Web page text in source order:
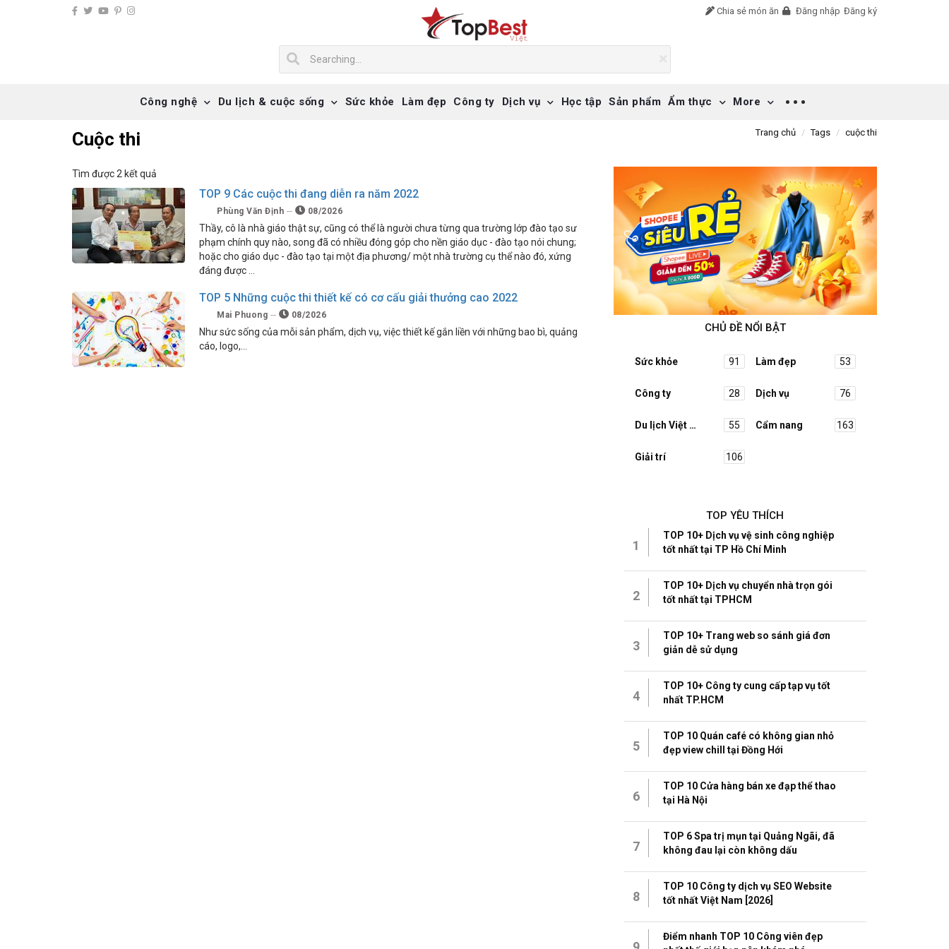
Chia sẻ món ăn Đăng nhập Đăng ký
Công nghệ Du lịch & cuộc sống Sức khỏe Làm đẹp Công ty Dịch vụ Học tập Sản phẩm Ẩm thực More
Cuộc thi Trang chủ Tags cuộc thi
Tìm được 2 kết quả
TOP 9 Các cuộc thi đang diễn ra năm 2022
Phùng Văn Định 08/2026
Thầy, cô là nhà giáo thật sự, cũng có thể là người chưa từng qua trường lớp đào tạo sư
phạm chính quy nào, song đã có nhiều đóng góp cho nền giáo dục - đào tạo nói chung;
hoặc cho giáo dục - đào tạo tại một địa phương/ một nhà trường cụ thể nào đó, xứng
đáng được …
TOP 5 Những cuộc thi thiết kế có cơ cấu giải thưởng cao 2022
Mai Phuong 08/2026
Như sức sống của mỗi sản phẩm, dịch vụ, việc thiết kế gắn liền với những bao bì, quảng
cáo, logo,...
CHỦ ĐỀ NỔI BẬT
Sức khỏe 91 Làm đẹp 53
Công ty 28 Dịch vụ 76
Du lịch Việt Nam 55 Cẩm nang 163
Giải trí 106
TOP YÊU THÍCH
1
TOP 10+ Dịch vụ vệ sinh công nghiệp
tốt nhất tại TP Hồ Chí Minh
2
TOP 10+ Dịch vụ chuyển nhà trọn gói
tốt nhất tại TPHCM
3
TOP 10+ Trang web so sánh giá đơn
giản dễ sử dụng
4
TOP 10+ Công ty cung cấp tạp vụ tốt
nhất TP.HCM
5
TOP 10 Quán café có không gian nhỏ
đẹp view chill tại Đồng Hới
6
TOP 10 Cửa hàng bán xe đạp thể thao
tại Hà Nội
7
TOP 6 Spa trị mụn tại Quảng Ngãi, đã
không đau lại còn không dấu
8
TOP 10 Công ty dịch vụ SEO Website
tốt nhất Việt Nam [2026]
Điểm nhanh TOP 10 Công viên đẹp